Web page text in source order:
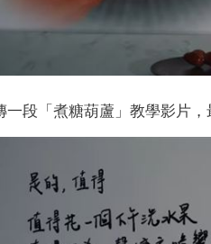
段「煮糖葫蘆」教學影片，